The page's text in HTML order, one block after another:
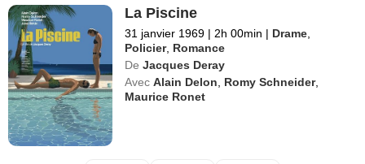
La Piscine
31 janvier 1969 | 2h 00min | Drame
Policier, Romance
De Jacques Deray
Avec Alain Delon Romy Schneider,
Maurice Ronet